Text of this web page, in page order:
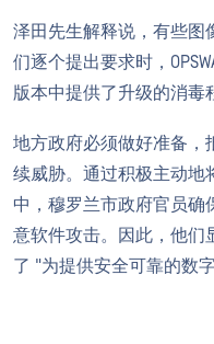
泽田先生解释说，有些图
们逐个提出要求时，
版本中提供了升级的消毒
地方政府必须做好准备，
续威胁。通过积极主动地
中，穆罗兰市政府官员确
意软件攻击。因此，他们
了 "为提供安全可靠的数